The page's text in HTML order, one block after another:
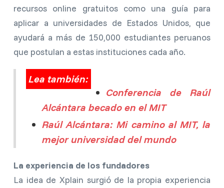
recursos online gratuitos como una guía para
aplicar a universidades de Estados Unidos, que
ayudará a más de 150,000 estudiantes peruanos
que postulan a estas instituciones cada año.
Lea también:
Conferencia de Raúl
Alcántara becado en el MIT
Raúl Alcántara: Mi camino al MIT, la
mejor universidad del mundo
La experiencia de los fundadores
La idea de Xplain surgió de la propia experiencia